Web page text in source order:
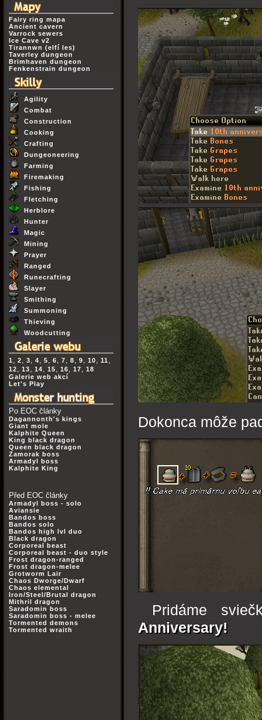
Fairy ring mapa
Ancient cavern
Varrock sewers
Ice Cave v2
Tirannwn (elfí les)
Taverley dungeon
Brimhaven dungeon
Fenkenstrain dungeon
Agility
Combat
Construction
Cooking
Crafting
Dungeoneering
Farming
Firemaking
Fishing
Fletching
Herblore
Hunter
Magic
Mining
Prayer
Ranged
Runecrafting
Slayer
Smithing
Summoning
Thieving
Woodcutting
1 , 2, 3, 4, 5, 6, 7, 8, 9, 10, 11 ,
12, 13, 14, 15, 16, 17, 18
Galerie web akcí
Let's Play
Po EOC články
Dagannonth's kings
Giant mole
Kalphite Queen
King black dragon
Queen black dragon
Zamorak boss
Armadyl boss
Kalphite King
Před EOC články
Armadyl boss - solo
Aviansie
Bandos boss
Bandos solo
Bandos high lvl duo
Black dragon
Corporeal beast
Corporeal beast - duo style
Frost dragon-ranged
Frost dragon-melee
Grotworm Lair
Chaos Dworge/Dwarf
Chaos elemental
Iron/Steel/Brutal dragon
Mithril dragon
Saradomin boss
Saradomin boss - melee
Tormented demons
Tormented wraith
Dokonca môže
Pridáme
Anniversary!